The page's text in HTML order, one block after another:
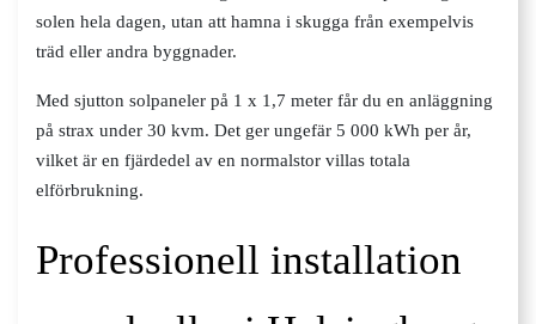
solen hela dagen, utan att hamna i skugga från exempelvis
träd eller andra byggnader.
Med sjutton solpaneler på 1 x 1,7 meter får du en anläggning
på strax under 30 kvm. Det ger ungefär 5 000 kWh per år,
vilket är en fjärdedel av en normalstor villas totala
elförbrukning.
Professionell installation